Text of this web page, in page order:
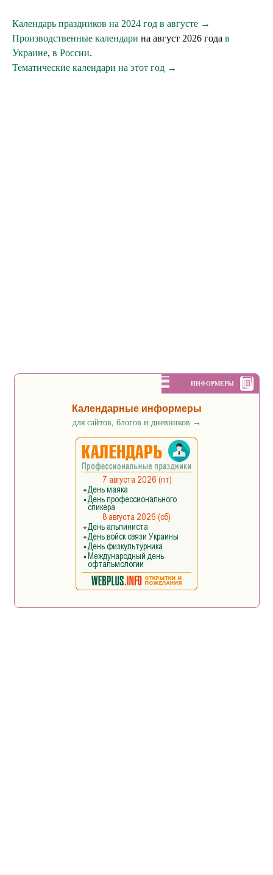
Календарь праздников на 2024 год в августе →
Производственные календари на август 2026 года в
Украине, в России.
Тематические календари на этот год →
ИНФОРМЕРЫ
Календарные информеры
для сайтов, блогов и дневников →